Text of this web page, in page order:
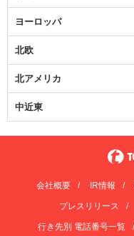
ヨーロッパ
北欧
北アメリカ
中近東
会社概要 IR情報
プレスリリース
行き先別 電話番号一覧